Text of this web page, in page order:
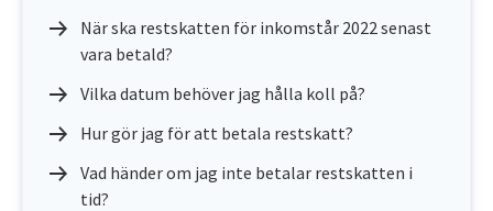
När ska restskatten för inkomstår 2022 senast
vara betald?
Vilka datum behöver jag hålla koll på?
Hur gör jag för att betala restskatt?
Vad händer om jag inte betalar restskatten i
tid?